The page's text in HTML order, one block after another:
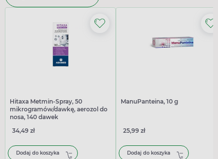
Hitaxa Metmin-Spray, 50
mikrogramów/dawkę, aerozol do
nosa, 140 dawek
34,49 zł
Dodaj do koszyka
ManuPanteina, 10 g
25,99 zł
Dodaj do koszyka